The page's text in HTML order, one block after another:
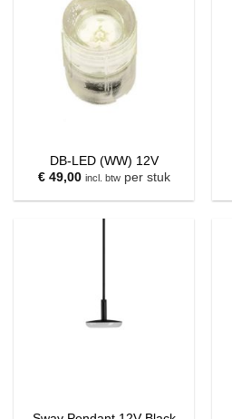
DB-LED (WW) 12V
€49,00 incl. btwper stuk